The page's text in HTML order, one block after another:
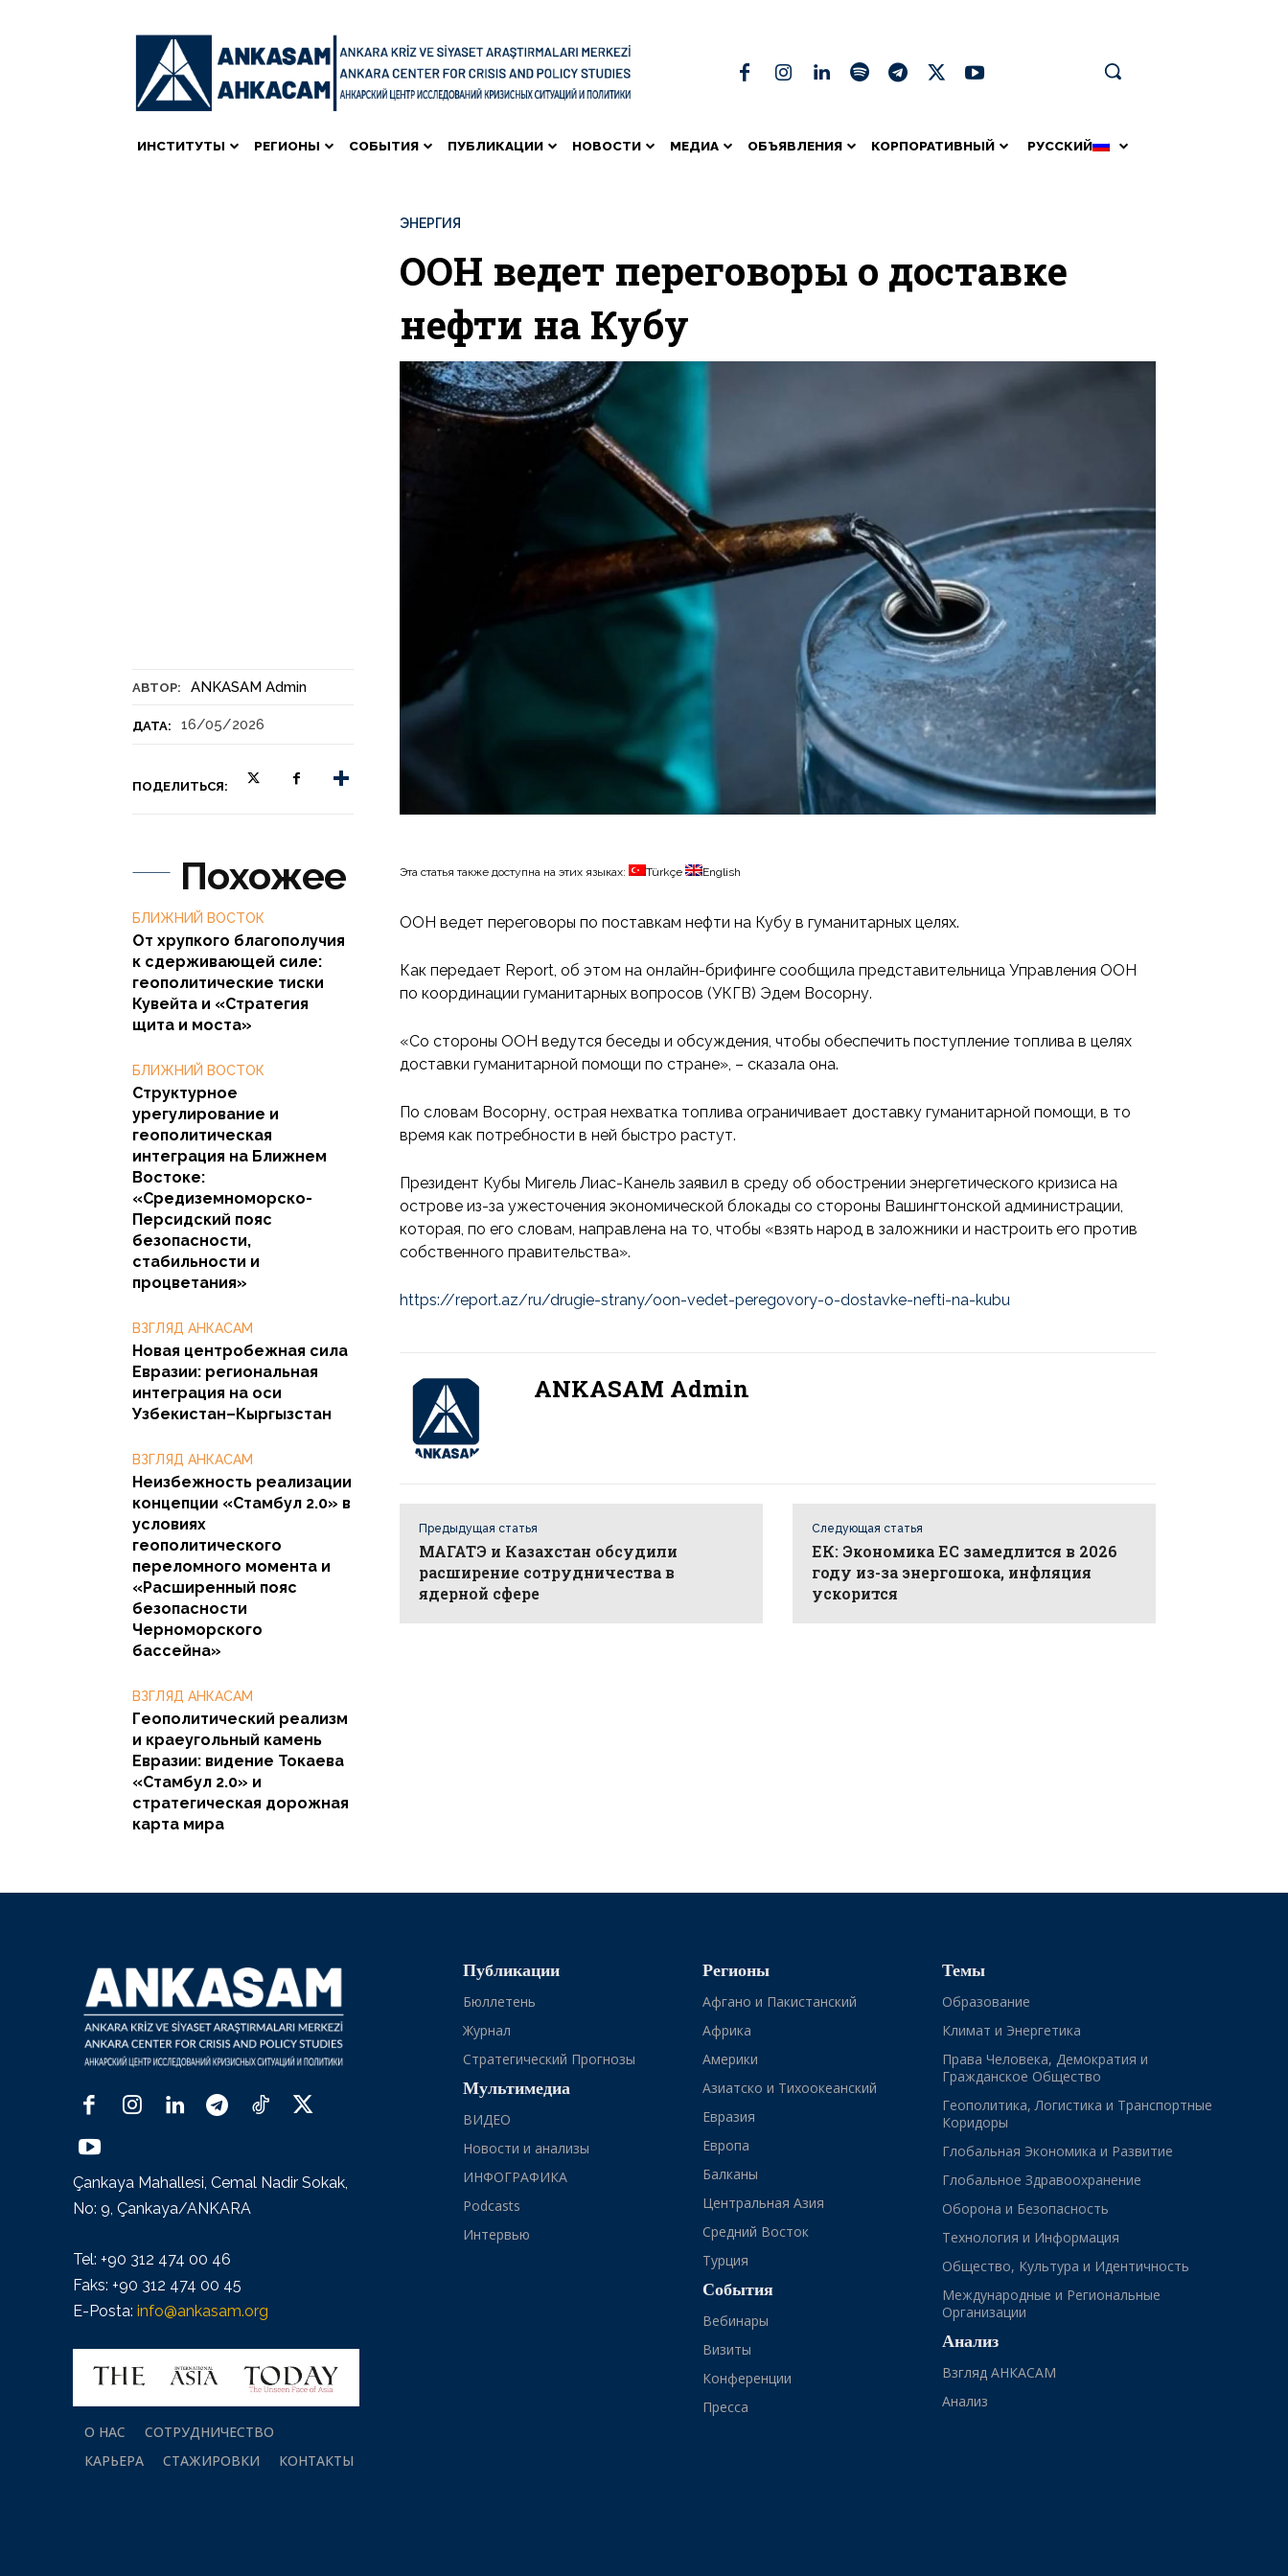
ИНСТИТУТЫ РЕГИОНЫ СОБЫТИЯ ПУБЛИКАЦИИ НОВОСТИ МЕДИА ОБЪЯВЛЕНИЯ КОРПОРАТИВНЫЙ РУССКИЙ
АВТОР: ANKASAM Admin
ДАТА: 16/05/2026
ПОДЕЛИТЬСЯ:
ЭНЕРГИЯ
ООН ведет переговоры о доставке
нефти на Кубу
Похожее
БЛИЖНИЙ ВОСТОК
От хрупкого благополучия
к сдерживающей силе:
геополитические тиски
Кувейта и «Стратегия
щита и моста»
БЛИЖНИЙ ВОСТОК
Структурное
урегулирование и
геополитическая
интеграция на Ближнем
Востоке:
«Средиземноморско-
Персидский пояс
безопасности,
стабильности и
процветания»
ВЗГЛЯД АНКАСАМ
Новая центробежная сила
Евразии: региональная
интеграция на оси
Узбекистан–Кыргызстан
ВЗГЛЯД АНКАСАМ
Неизбежность реализации
концепции «Стамбул 2.0» в
условиях
геополитического
переломного момента и
«Расширенный пояс
безопасности
Черноморского
бассейна»
ВЗГЛЯД АНКАСАМ
Геополитический реализм
и краеугольный камень
Евразии: видение Токаева
«Стамбул 2.0» и
стратегическая дорожная
карта мира
Эта статья также доступна на этих языках: Türkçe English
ООН ведет переговоры по поставкам нефти на Кубу в гуманитарных целях.
Как передает Report, об этом на онлайн-брифинге сообщила представительница Управления ООН
по координации гуманитарных вопросов (УКГВ) Эдем Восорну.
«Со стороны ООН ведутся беседы и обсуждения, чтобы обеспечить поступление топлива в целях
доставки гуманитарной помощи по стране», – сказала она.
По словам Восорну, острая нехватка топлива ограничивает доставку гуманитарной помощи, в то
время как потребности в ней быстро растут.
Президент Кубы Мигель Лиас-Канель заявил в среду об обострении энергетического кризиса на
острове из-за ужесточения экономической блокады со стороны Вашингтонской администрации,
которая, по его словам, направлена на то, чтобы «взять народ в заложники и настроить его против
собственного правительства».
https://report.az/ru/drugie-strany/oon-vedet-peregovory-o-dostavke-nefti-na-kubu
ANKASAM Admin
Предыдущая статья
МАГАТЭ и Казахстан обсудили
расширение сотрудничества в
ядерной сфере
Следующая статья
ЕК: Экономика ЕС замедлится в 2026
году из-за энергошока, инфляция
ускорится
Çankaya Mahallesi, Cemal Nadir Sokak,
No: 9, Çankaya/ANKARA
Tel: +90 312 474 00 46
Faks: +90 312 474 00 45
E-Posta: info@ankasam.org
О НАС
СОТРУДНИЧЕСТВО
КАРЬЕРА
СТАЖИРОВКИ КОНТАКТЫ
Публикации
Бюллетень
Журнал
Стратегический Прогнозы
Мультимедиа
ВИДЕО
Новости и анализы
ИНФОГРАФИКА
Podcasts
Интервью
Регионы
Афгано и Пакистанский
Африка
Америки
Азиатско и Тихоокеанский
Евразия
Европа
Балканы
Центральная Азия
Средний Восток
Турция
События
Вебинары
Визиты
Конференции
Пресса
Темы
Образование
Климат и Энергетика
Права Человека, Демократия и
Гражданское Общество
Геополитика, Логистика и Транспортные
Коридоры
Глобальная Экономика и Развитие
Глобальное Здравоохранение
Оборона и Безопасность
Технология и Информация
Общество, Культура и Идентичность
Международные и Региональные
Организации
Анализ
Взгляд АНКАСАМ
Анализ